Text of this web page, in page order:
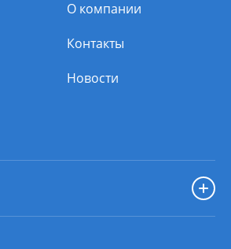
О компании
Контакты
Новости